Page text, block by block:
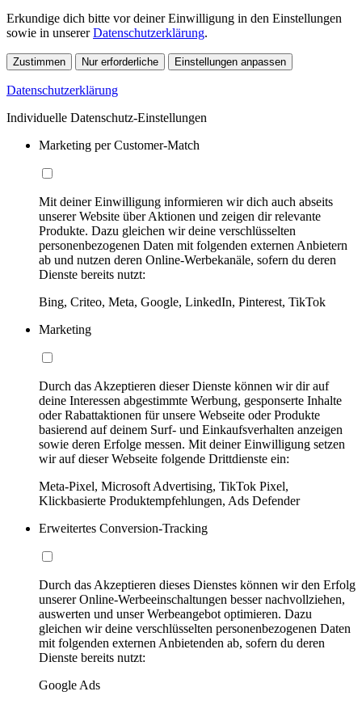
Erkundige dich bitte vor deiner Einwilligung in den Einstellungen
sowie in unsererDatenschutzerklärung.
Zustimmen Nur erforderliche Einstellungen anpassen
Datenschutzerklärung
Individuelle Datenschutz-Einstellungen
Marketing per Customer-Match
Mit deiner Einwilligung informieren wir dich auch abseits
unserer Website über Aktionen und zeigen dir relevante
Produkte. Dazu gleichen wir deine verschlüsselten
personenbezogenen Daten mit folgenden externen Anbietern
ab und nutzen deren Online-Werbekanäle, sofern du deren
Dienste bereits nutzt:
Bing, Criteo, Meta, Google, LinkedIn, Pinterest, TikTok
Marketing
Durch das Akzeptieren dieser Dienste können wir dir auf
deine Interessen abgestimmte Werbung, gesponserte Inhalte
oder Rabattaktionen für unsere Webseite oder Produkte
basierend auf deinem Surf- und Einkaufsverhalten anzeigen
sowie deren Erfolge messen. Mit deiner Einwilligung setzen
wir auf dieser Webseite folgende Drittdienste ein:
Meta-Pixel, Microsoft Advertising, TikTok Pixel,
Klickbasierte Produktempfehlungen, Ads Defender
Erweitertes Conversion-Tracking
Durch das Akzeptieren dieses Dienstes können wir den Erfolg
unserer Online-Werbeeinschaltungen besser nachvollziehen,
auswerten und unser Werbeangebot optimieren. Dazu
gleichen wir deine verschlüsselten personenbezogenen Daten
mit folgenden externen Anbietenden ab, sofern du deren
Dienste bereits nutzt:
Google Ads